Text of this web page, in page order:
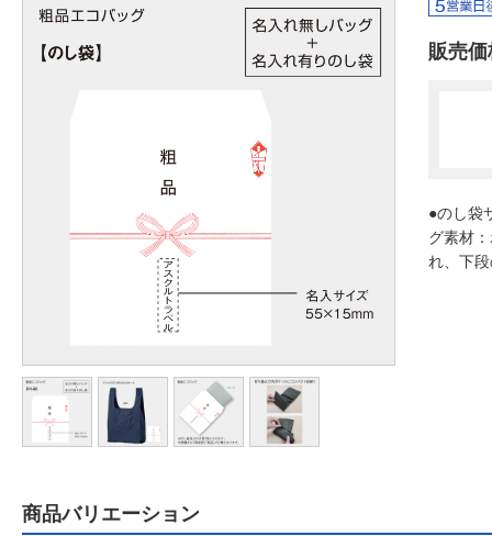
販売価
●のし袋
グ素材
れ、下
商品バリエーション